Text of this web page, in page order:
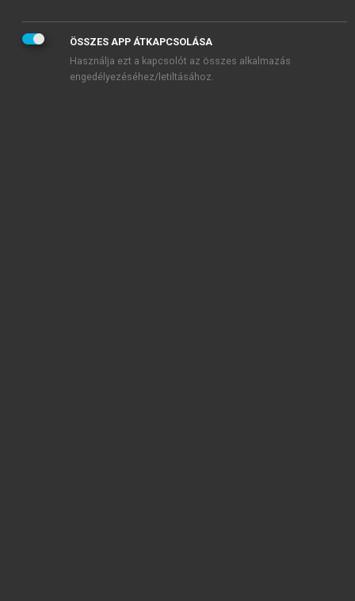
ÖSSZES APP ÁTKAPCSOLÁSA
Használja ezt a kapcsolót az összes alkalmazás
engedélyezéséhez/letiltásához.